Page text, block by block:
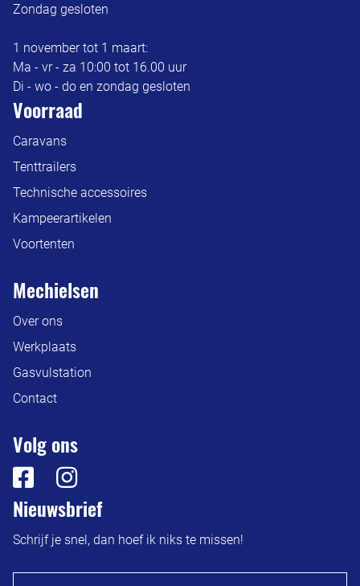
Zondag gesloten
1 november tot 1 maart:
Ma - vr - za 10:00 tot 16.00 uur
Di - wo - do en zondag gesloten
Voorraad
Caravans
Tenttrailers
Technische accessoires
Kampeerartikelen
Voortenten
Mechielsen
Over ons
Werkplaats
Gasvulstation
Contact
Volg ons
Nieuwsbrief
Schrijf je snel, dan hoef ik niks te missen!